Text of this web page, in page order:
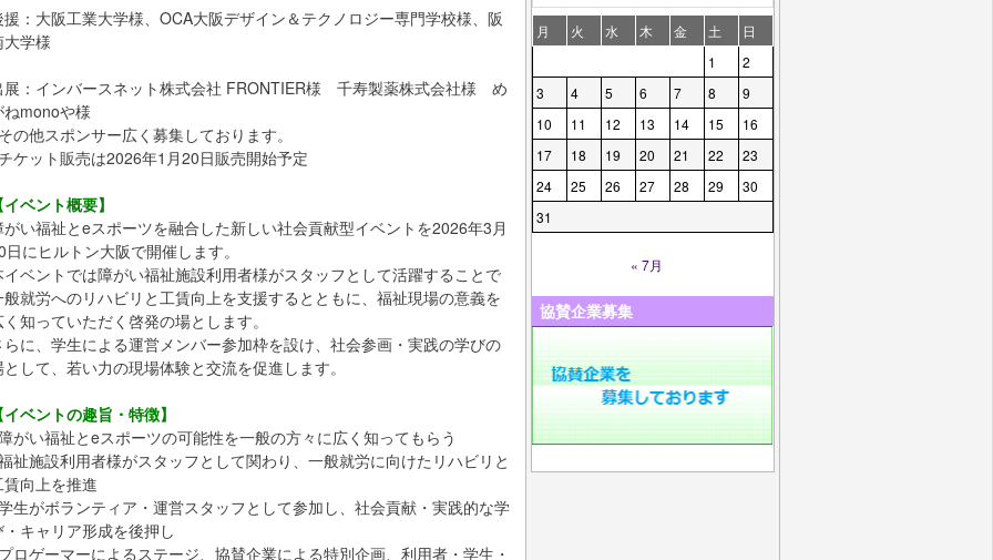
援：大阪工業大学様、OCA大阪デザイン＆テクノロジー専門学校様、阪
大学様
展：インバースネット株式会社 FRONTIER様 千寿製薬株式会社様 ​め
ねmonoや様
の他スポンサー広く募集しております。
ケット販売は2026年1月20日販売開始予定
ベント概要】
がい福祉とeスポーツを融合した新しい社会貢献型イベントを2026年3月
日にヒルトン大阪で開催します。
イベントでは障がい福祉施設利用者様がスタッフとして活躍することで
般就労へのリハビリと工賃向上を支援するとともに、福祉現場の意義を
く知っていただく啓発の場とします。
らに、学生による運営メンバー参加枠を設け、社会参画・実践の学びの
として、若い力の現場体験と交流を促進します。
イベントの趣旨・特徴】
がい福祉とeスポーツの可能性を一般の方々に広く知ってもらう
祉施設利用者様がスタッフとして関わり、一般就労に向けたリハビリと
賃向上を推進
生がボランティア・運営スタッフとして参加し、社会貢献・実践的な学
・キャリア形成を後押し
ロゲーマーによるステージ、協賛企業による特別企画、利用者・学生・
月 火 水 木 金 土
日
1
2
3
4 5 6 7 8
9
10
11 12 13 14 15
16
17
18 19 20 21 22
23
24
25 26 27 28 29
30
31
« 7月
協賛企業募集